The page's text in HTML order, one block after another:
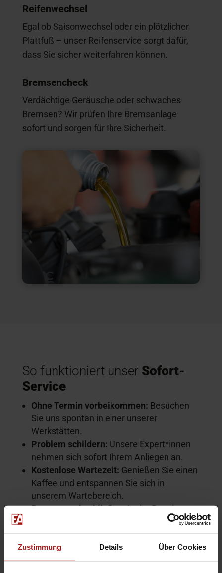
Zustimmung Details Über Cookies
Reifenwechsel
Egal ob Saisonwechsel oder ein plötzlicher
Plattfuß – unser Reifenservice sorgt dafür,
dass Sie sicher weiterfahren können.
Bremsencheck
Verdächtige Geräusche oder schwaches
Bremsen? Wir prüfen Ihre Bremsanlage
sofort und sorgen für Ihre Sicherheit.
So funktioniert unser Sofort-
Service
Ohne Termin vorbeikommen: Besuchen
Sie uns spontan in einer unserer
Werkstätten.
Problem schildern: Unsere Expert*innen
nehmen sich sofort Ihrem Anliegen an.
Kostenlose Wartezeit: Genießen Sie einen
Kaffee und entspannen Sie sich in
unserem Wartebereich.
Reparatur abschließen:In der Regel
können wir kleinere Arbeiten direkt vor Ort
erledigen.